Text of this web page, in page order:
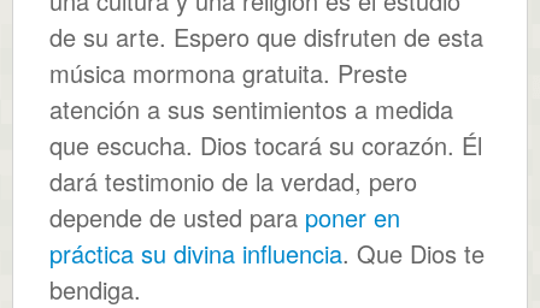
de su arte. Espero que disfruten de esta
música mormona gratuita. Preste
atención a sus sentimientos a medida
que escucha. Dios tocará su corazón. Él
dará testimonio de la verdad, pero
depende de usted para poner en
práctica su divina influencia. Que Dios te
bendiga.